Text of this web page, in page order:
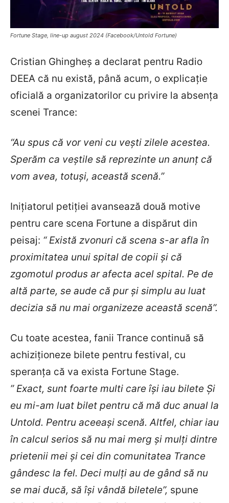
Fortune Stage, line-up august 2024 (Facebook/Untold Fortune)
Cristian Ghingheș a declarat pentru Radio
DEEA că nu există, până acum, o explicație
oficială a organizatorilor cu privire la absența
scenei Trance:
“Au spus că vor veni cu vești zilele acestea.
Sperăm ca veștile să reprezinte un anunț că
vom avea, totuși, această scenă.”
Inițiatorul petiției avansează două motive
pentru care scena Fortune a dispărut din
peisaj: “ Există zvonuri că scena s-ar afla în
proximitatea unui spital de copii și că
zgomotul produs ar afecta acel spital. Pe de
altă parte, se aude că pur și simplu au luat
decizia să nu mai organizeze această scenă”.
Cu toate acestea, fanii Trance continuă să
achiziționeze bilete pentru festival, cu
speranța că va exista Fortune Stage.
” Exact, sunt foarte multi care își iau bilete Și
eu mi-am luat bilet pentru că mă duc anual la
Untold. Pentru aceeași scenă. Altfel, chiar iau
în calcul serios să nu mai merg și mulți dintre
prietenii mei și cei din comunitatea Trance
gândesc la fel. Deci mulți au de gând să nu
se mai ducă, să își vândă biletele”, spune